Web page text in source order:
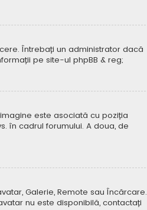
Întrebați un administrator dacă
pe site-ul phpBB & reg;
este asociată cu poziția
în cadrul forumului. A doua, de
Galerie, Remote sau Încărcare.
nu este disponibilă, contactați